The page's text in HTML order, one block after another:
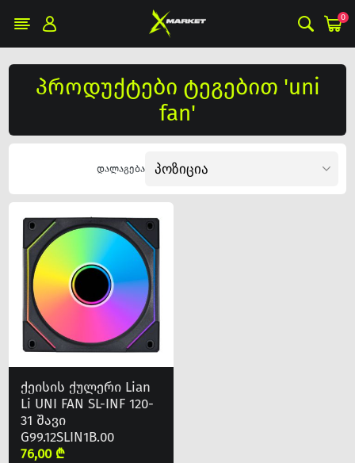
0
პროდუქტები ტეგებით 'uni
fan'
დალაგება
ქეისის ქულერი Lian
Li UNI FAN SL-INF 120-
31 შავი
G99.12SLIN1B.00
76,00 ₾